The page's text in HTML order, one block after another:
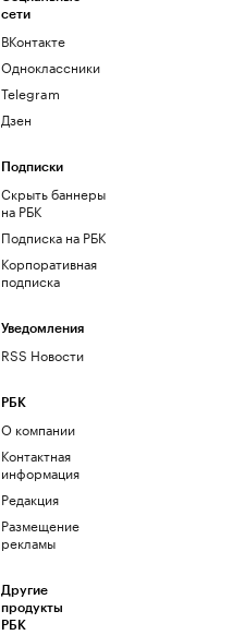
сети
ВКонтакте
Одноклассники
Telegram
Дзен
Подписки
Скрыть баннеры
на РБК
Подписка на РБК
Корпоративная
подписка
Уведомления
RSS Новости
РБК
О компании
Контактная
информация
Редакция
Размещение
рекламы
Другие
продукты
РБК